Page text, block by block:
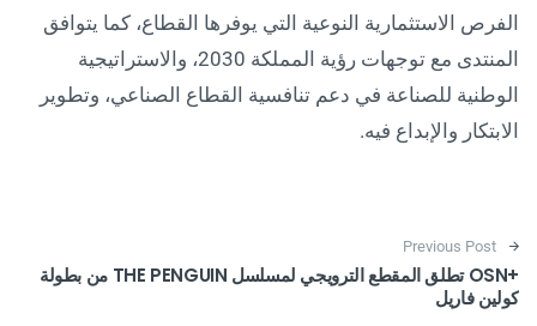
الفرص الاستثمارية النوعية التي يوفرها القطاع، كما يتوافق
المنتدى مع توجهات رؤية المملكة 2030، والاستراتيجية
الوطنية للصناعة في دعم تنافسية القطاع الصناعي، وتطوير
الابتكار والإبداع فيه.
Post navigation
Previous Post
+OSN تطلق المقطع الترويجي لمسلسل THE PENGUIN من بطولة
كولين فاريل